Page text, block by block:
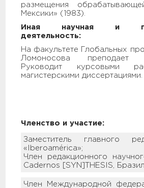
размещения
Мексики» (1983).
Иная научная и
деятельность:
На факультете Глобальных
Ломоносова преподает
Руководит курсовыми
магистерскими диссертациями.
Членство и участие:
Заместитель главного
«Iberoamérica»;
Член редакционного
Cadernos [SYN]THESIS,
Член Международной